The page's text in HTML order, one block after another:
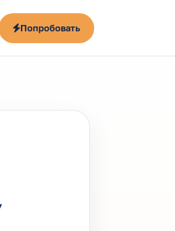
Попробовать